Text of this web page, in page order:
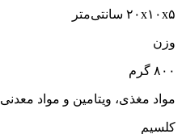
۲۰x۱۰x۵ سانتی‌متر
وزن
۸۰۰ گرم
مواد مغذی، ویتامین و مواد معدنی
کلسیم